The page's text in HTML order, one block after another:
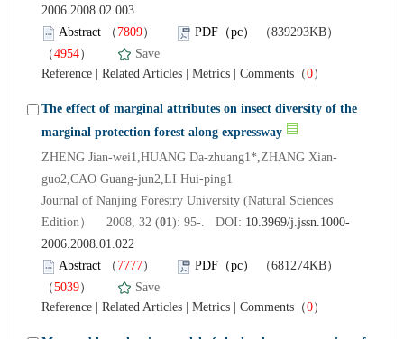
2006.2008.02.003
Abstract （ 7809） PDF（pc）
（839293KB）
（4954）
Save
Reference
Related Articles Metrics Comments （0）
The effect of marginal attributes on insect diversity of the
marginal protection forest along expressway
ZHENG Jian-wei1,HUANG Da-zhuang1*,ZHANG Xian-
guo2,CAO Guang-jun2,LI Hui-ping1
Journal of Nanjing Forestry University (Natural Sciences
Edition） 2008, 32 (01): 95-. DOI: 10.3969/j.jssn.1000-
2006.2008.01.022
Abstract （ 7777） PDF（pc）
（681274KB）
（5039）
Save
Reference
Related Articles Metrics Comments （0）